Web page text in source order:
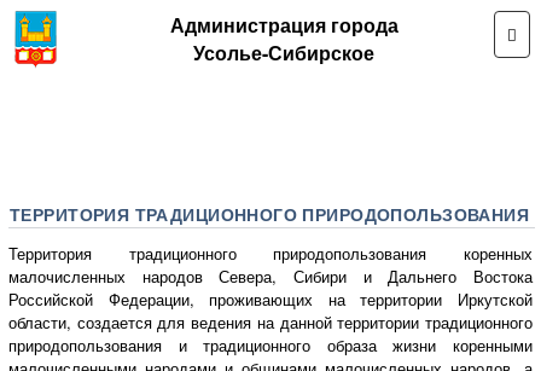
Администрация города
Усолье-Сибирское
ТЕРРИТОРИЯ ТРАДИЦИОННОГО ПРИРОДОПОЛЬЗОВАНИЯ
Территория традиционного природопользования коренных
малочисленных народов Севера, Сибири и Дальнего Востока
Российской Федерации, проживающих на территории Иркутской
области, создается для ведения на данной территории традиционного
природопользования и традиционного образа жизни коренными